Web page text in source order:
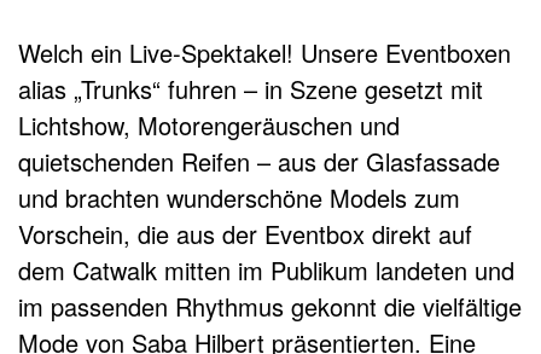
Welch ein Live-Spektakel! Unsere Eventboxen
alias „Trunks“ fuhren – in Szene gesetzt mit
Lichtshow, Motorengeräuschen und
quietschenden Reifen – aus der Glasfassade
und brachten wunderschöne Models zum
Vorschein, die aus der Eventbox direkt auf
dem Catwalk mitten im Publikum landeten und
im passenden Rhythmus gekonnt die vielfältige
Mode von Saba Hilbert präsentierten. Eine